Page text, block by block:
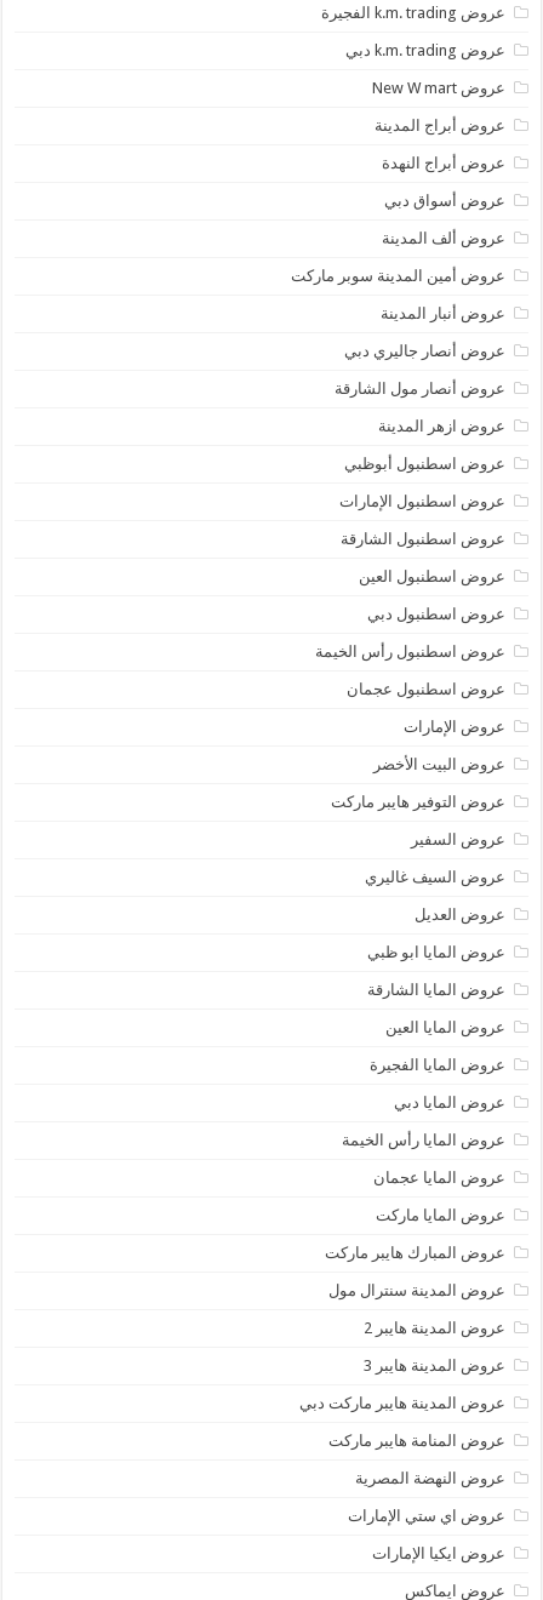
عروض k.m. trading الفجيرة
عروض k.m. trading دبي
عروض New W mart
عروض أبراج المدينة
عروض أبراج النهدة
عروض أسواق دبي
عروض ألف المدينة
عروض أمين المدينة سوبر ماركت
عروض أنبار المدينة
عروض أنصار جاليري دبي
عروض أنصار مول الشارقة
عروض ازهر المدينة
عروض اسطنبول أبوظبي
عروض اسطنبول الإمارات
عروض اسطنبول الشارقة
عروض اسطنبول العين
عروض اسطنبول دبي
عروض اسطنبول رأس الخيمة
عروض اسطنبول عجمان
عروض الإمارات
عروض البيت الأخضر
عروض التوفير هايبر ماركت
عروض السفير
عروض السيف غاليري
عروض العديل
عروض المايا ابو ظبي
عروض المايا الشارقة
عروض المايا العين
عروض المايا الفجيرة
عروض المايا دبي
عروض المايا رأس الخيمة
عروض المايا عجمان
عروض المايا ماركت
عروض المبارك هايبر ماركت
عروض المدينة سنترال مول
عروض المدينة هايبر 2
عروض المدينة هايبر 3
عروض المدينة هايبر ماركت دبي
عروض المنامة هايبر ماركت
عروض النهضة المصرية
عروض اي ستي الإمارات
عروض ايكيا الإمارات
عروض ايماكس